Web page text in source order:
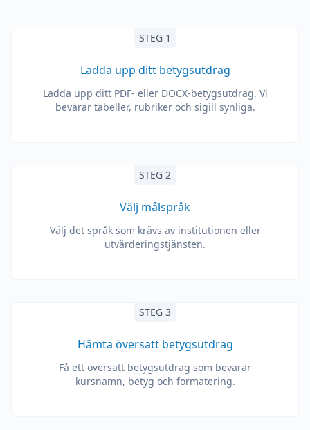
STEG 1
Ladda upp ditt betygsutdrag
Ladda upp ditt PDF- eller DOCX-betygsutdrag. Vi
bevarar tabeller, rubriker och sigill synliga.
STEG 2
Välj målspråk
Välj det språk som krävs av institutionen eller
utvärderingstjänsten.
STEG 3
Hämta översatt betygsutdrag
Få ett översatt betygsutdrag som bevarar
kursnamn, betyg och formatering.